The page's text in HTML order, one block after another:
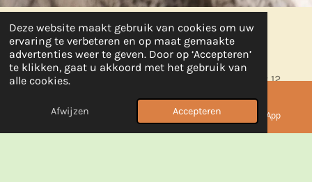
Deze website maakt gebruik van cookies om uw
ervaring te verbeteren en op maat gemaakte
advertenties weer te geven. Door op ‘Accepteren’
te klikken, gaat u akkoord met het gebruik van
alle cookies.
Afwijzen Accepteren
Vind de perfecte maat voor je baby
Onze mutsjes zijn ontworpen voor baby’s van 0 tot 12
maanden, met zachte, rekbare stoffen die meegroeien.
Voor pasgeborenen kies je de kleinste maat, terwijl
grotere modellen ideaal zijn voor baby’s van 6–12
E-mailadres Telefoonnummer WhatsApp